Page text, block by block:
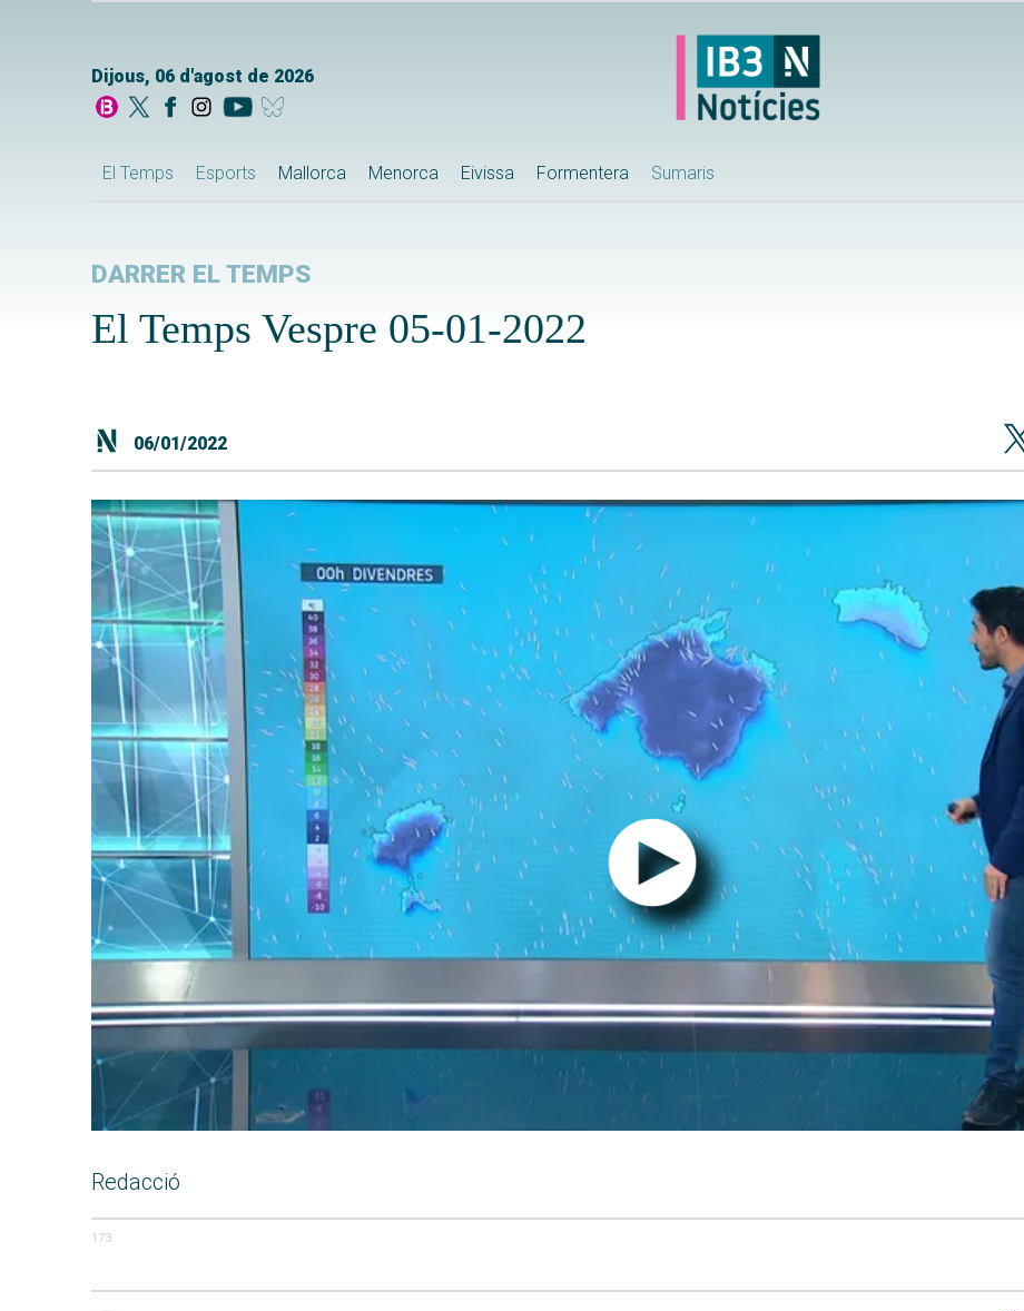
Dijous, 06 d'agost de 2026
El Temps Esports Mallorca Menorca Eivissa Formentera Sumaris
DARRER EL TEMPS
El Temps Vespre 05-01-2022
06/01/2022
Redacció
173